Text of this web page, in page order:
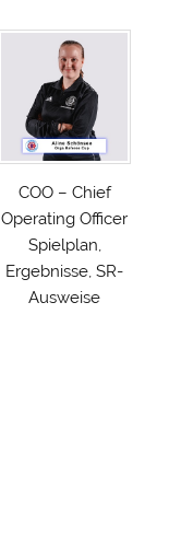
COO – Chief
Operating Officer
Spielplan,
Ergebnisse, SR-
Ausweise